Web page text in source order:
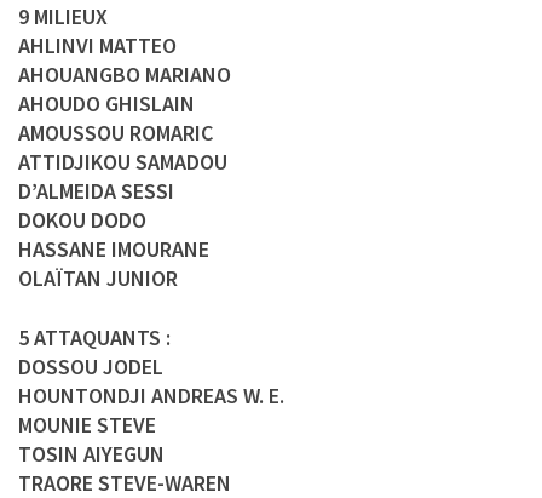
9 MILIEUX
AHLINVI MATTEO
AHOUANGBO MARIANO
AHOUDO GHISLAIN
AMOUSSOU ROMARIC
ATTIDJIKOU SAMADOU
D’ALMEIDA SESSI
DOKOU DODO
HASSANE IMOURANE
OLAÏTAN JUNIOR
5 ATTAQUANTS :
DOSSOU JODEL
HOUNTONDJI ANDREAS W. E.
MOUNIE STEVE
TOSIN AIYEGUN
TRAORE STEVE-WAREN